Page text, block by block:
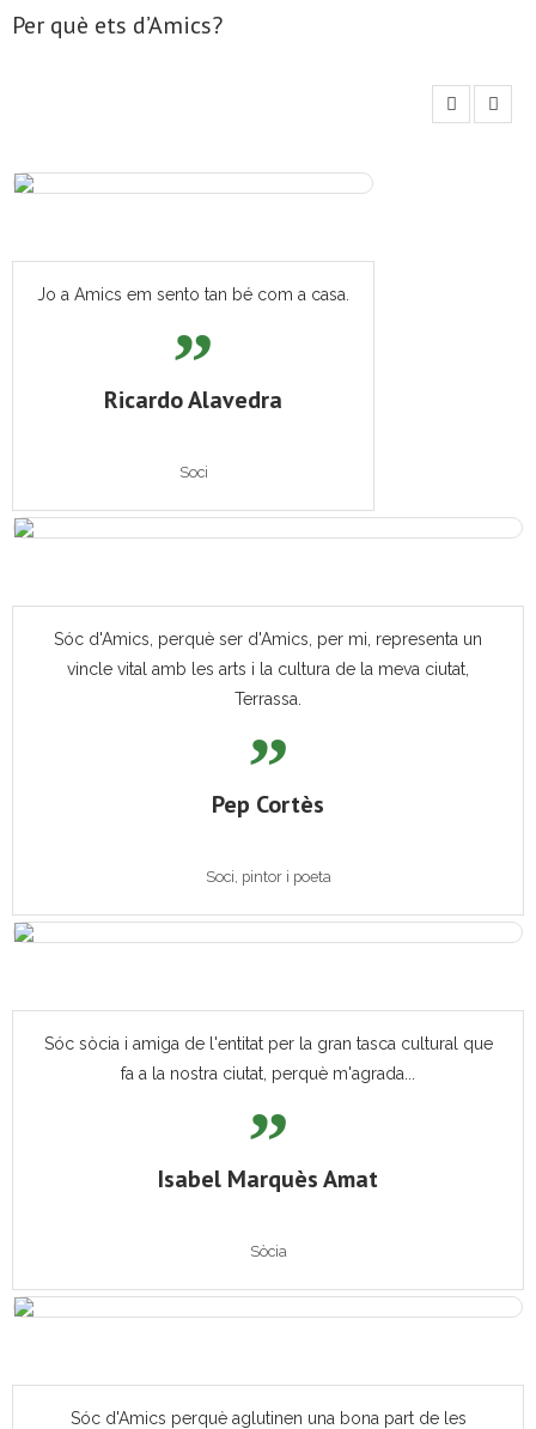
Per què ets d’Amics?
Jo a Amics em sento tan bé com a casa.
Ricardo Alavedra
Soci
Sóc d'Amics, perquè ser d'Amics, per mi, representa un
vincle vital amb les arts i la cultura de la meva ciutat,
Terrassa.
Pep Cortès
Soci, pintor i poeta
Sóc sòcia i amiga de l'entitat per la gran tasca cultural que
fa a la nostra ciutat, perquè m'agrada...
Isabel Marquès Amat
Sòcia
Sóc d'Amics perquè aglutinen una bona part de les